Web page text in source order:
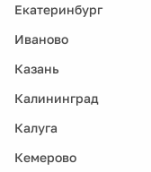
Екатеринбург
Иваново
Казань
Калининград
Калуга
Кемерово